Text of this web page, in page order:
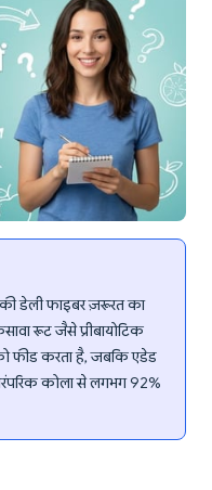
डेली फाइबर ज़रूरत का
रूट जैसे प्रीबायोटिक
फीड करता है, जबकि एडेड
कोला से लगभग 92%